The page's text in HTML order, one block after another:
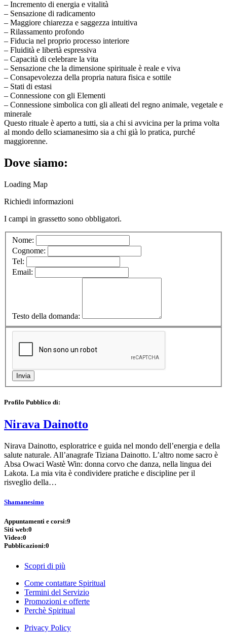
– Incremento di energia e vitalità
– Sensazione di radicamento
– Maggiore chiarezza e saggezza intuitiva
– Rilassamento profondo
– Fiducia nel proprio processo interiore
– Fluidità e libertà espressiva
– Capacità di celebrare la vita
– Sensazione che la dimensione spirituale è reale e viva
– Consapevolezza della propria natura fisica e sottile
– Stati di estasi
– Connessione con gli Elementi
– Connessione simbolica con gli alleati del regno animale, vegetale e
minerale
Questo rituale è aperto a tutti, sia a chi si avvicina per la prima volta
al mondo dello sciamanesimo sia a chi già lo pratica, purché
maggiorenne.
Dove siamo:
Loading Map
Richiedi informazioni
I campi in grassetto sono obbligatori.
Nome:
Cognome:
Tel:
Email:
Testo della domanda:
Profilo Pubblico di:
Nirava Dainotto
Nirava Dainotto, esploratrice e guida nel mondo dell’energia e della
salute naturale. All’anagrafe Tiziana Dainotto. L’altro nome sacro è
Absa Owaci Wastè Win: donna corvo che danza, nella lingua dei
Lakota. La mia vita è condividere pratiche e discipline per il
risveglio della…
Shamanesimo
Appuntamenti e corsi:9
Siti web:0
Video:0
Pubblicazioni:0
Scopri di più
Come contattare Spiritual
Termini del Servizio
Promozioni e offerte
Perchè Spiritual
Privacy Policy